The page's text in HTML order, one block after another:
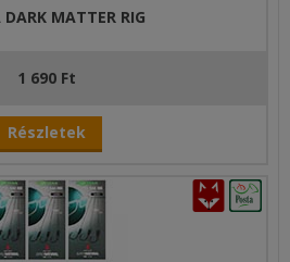
DARK MATTER RIG
1 690 Ft
Részletek